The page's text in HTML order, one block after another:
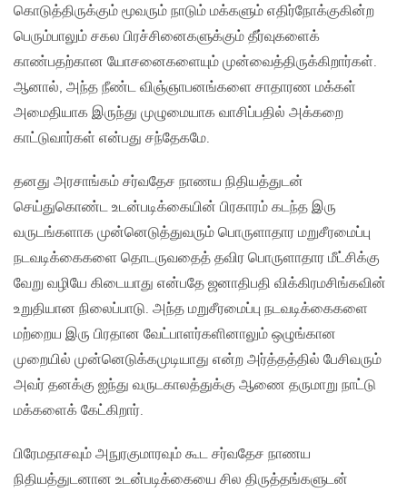
கொடுத்திருக்கும் மூவரும் நாடும் மக்களும் எதிர்நோக்குகின்ற
பெரும்பாலும் சகல பிரச்சினைகளுக்கும் தீர்வுகளைக்
காண்பதற்கான யோசனைகளையும் முன்வைத்திருக்கிறார்கள்.
ஆனால், அந்த நீண்ட விஞ்ஞாபனங்களை சாதாரண மக்கள்
அமைதியாக இருந்து முழுமையாக வாசிப்பதில் அக்கறை
காட்டுவார்கள் என்பது சந்தேகமே.
தனது அரசாங்கம் சர்வதேச நாணய நிதியத்துடன்
செய்துகொண்ட உடன்படிக்கையின் பிரகாரம் கடந்த இரு
வருடங்களாக முன்னெடுத்துவரும் பொருளாதார மறுசீரமைப்பு
நடவடிக்கைகளை தொடருவதைத் தவிர பொருளாதார மீட்சிக்கு
வேறு வழியே கிடையாது என்பதே ஜனாதிபதி விக்கிரமசிங்கவின்
உறுதியான நிலைப்பாடு. அந்த மறுசீரமைப்பு நடவடிக்கைகளை
மற்றைய இரு பிரதான வேட்பாளர்களினாலும் ஒழுங்கான
முறையில் முன்னெடுக்கமுடியாது என்ற அர்த்தத்தில் பேசிவரும்
அவர் தனக்கு ஐந்து வருடகாலத்துக்கு ஆணை தருமாறு நாட்டு
மக்களைக் கேட்கிறார்.
பிரேமதாசவும் அநுரகுமாரவும் கூட சர்வதேச நாணய
நிதியத்துடனான உடன்படிக்கையை சில திருத்தங்களுடன்